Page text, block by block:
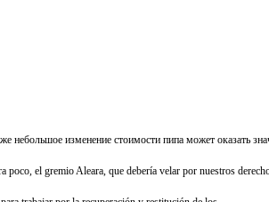
небольшое изменение стоимости пипа может оказать
poco, el gremio Aleara, que debería velar por nuestros